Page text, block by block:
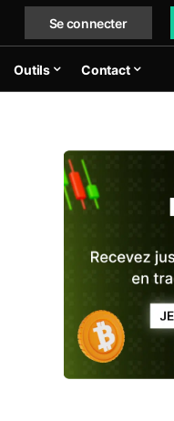
Se connecter
Outils Contact